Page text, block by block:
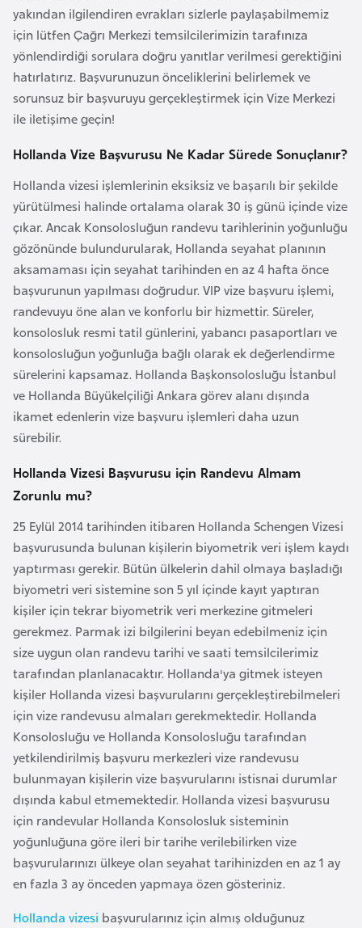
yakından ilgilendiren evrakları sizlerle paylaşabilmemiz
için lütfen Çağrı Merkezi temsilcilerimizin tarafınıza
yönlendirdiği sorulara doğru yanıtlar verilmesi gerektiğini
hatırlatırız. Başvurunuzun önceliklerini belirlemek ve
sorunsuz bir başvuruyu gerçekleştirmek için Vize Merkezi
ile iletişime geçin!
Hollanda Vize Başvurusu Ne Kadar Sürede Sonuçlanır?
Hollanda vizesi işlemlerinin eksiksiz ve başarılı bir şekilde
yürütülmesi halinde ortalama olarak 30 iş günü içinde vize
çıkar. Ancak Konsolosluğun randevu tarihlerinin yoğunluğu
gözönünde bulundurularak, Hollanda seyahat planının
aksamaması için seyahat tarihinden en az 4 hafta önce
başvurunun yapılması doğrudur. VIP vize başvuru işlemi,
randevuyu öne alan ve konforlu bir hizmettir. Süreler,
konsolosluk resmi tatil günlerini, yabancı pasaportları ve
konsolosluğun yoğunluğa bağlı olarak ek değerlendirme
sürelerini kapsamaz. Hollanda Başkonsolosluğu İstanbul
ve Hollanda Büyükelçiliği Ankara görev alanı dışında
ikamet edenlerin vize başvuru işlemleri daha uzun
sürebilir.
Hollanda Vizesi Başvurusu için Randevu Almam
Zorunlu mu?
25 Eylül 2014 tarihinden itibaren Hollanda Schengen Vizesi
başvurusunda bulunan kişilerin biyometrik veri işlem kaydı
yaptırması gerekir. Bütün ülkelerin dahil olmaya başladığı
biyometri veri sistemine son 5 yıl içinde kayıt yaptıran
kişiler için tekrar biyometrik veri merkezine gitmeleri
gerekmez. Parmak izi bilgilerini beyan edebilmeniz için
size uygun olan randevu tarihi ve saati temsilcilerimiz
tarafından planlanacaktır. Hollanda'ya gitmek isteyen
kişiler Hollanda vizesi başvurularını gerçekleştirebilmeleri
için vize randevusu almaları gerekmektedir. Hollanda
Konsolosluğu ve Hollanda Konsolosluğu tarafından
yetkilendirilmiş başvuru merkezleri vize randevusu
bulunmayan kişilerin vize başvurularını istisnai durumlar
dışında kabul etmemektedir. Hollanda vizesi başvurusu
için randevular Hollanda Konsolosluk sisteminin
yoğunluğuna göre ileri bir tarihe verilebilirken vize
başvurularınızı ülkeye olan seyahat tarihinizden en az 1 ay
en fazla 3 ay önceden yapmaya özen gösteriniz.
Hollanda vizesi başvurularınız için almış olduğunuz
n
B
r
i
a
F
a
s
o
Ç
a
d
Ç
e
C
u
m
h
u
r
i
y
e
t
i
C
e
z
a
y
i
r
C